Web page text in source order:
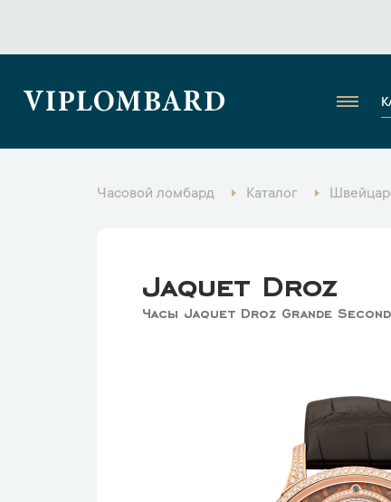
VIPLOMBARD
Часовой ломбард Каталог
Jaquet Droz
Часы Jaquet Droz Grande